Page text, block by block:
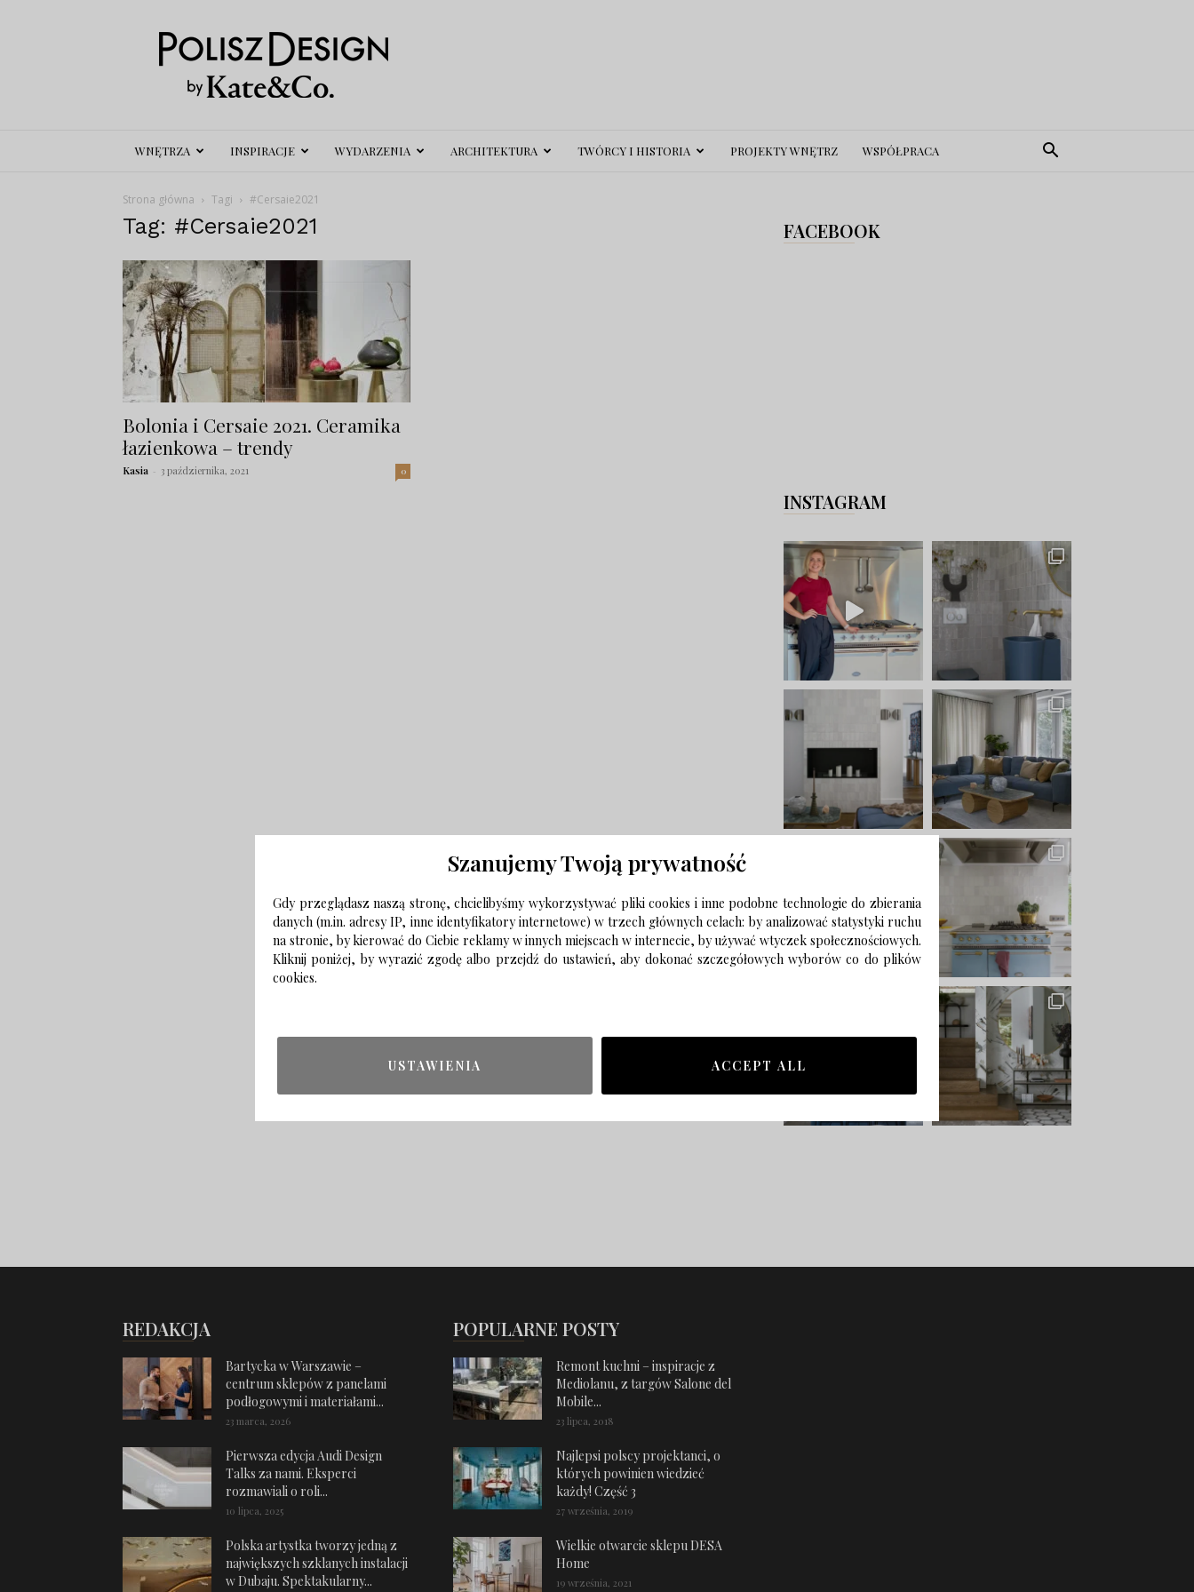
Polisz
Design
WNĘTRZA INSPIRACJE WYDARZENIA ARCHITEKTURA TWÓRCY I HISTORIA PROJEKTY WNĘTRZ WSPÓŁPRACA
Strona główna Tagi #Cersaie2021
Tag: #Cersaie2021
Bolonia i Cersaie 2021. Ceramika
łazienkowa – trendy
Kasia - 3 października, 2021 0
FACEBOOK
INSTAGRAM
REDAKCJA
Bartycka w Warszawie –
centrum sklepów z panelami
podłogowymi i materiałami...
23 marca, 2026
Pierwsza edycja Audi Design
Talks za nami. Eksperci
rozmawiali o roli...
10 lipca, 2025
Polska artystka tworzy jedną z
największych szklanych instalacji
w Dubaju. Spektakularny...
POPULARNE POSTY
Remont kuchni – inspiracje z
Mediolanu, z targów Salone del
Mobile...
23 lipca, 2018
Najlepsi polscy projektanci, o
których powinien wiedzieć
każdy! Część 3
27 września, 2019
Wielkie otwarcie sklepu DESA
Home
19 września, 2021
Szanujemy Twoją prywatność
Gdy przeglądasz naszą stronę, chcielibyśmy wykorzystywać pliki cookies i inne podobne technologie do zbierania
danych (m.in. adresy IP, inne identyfikatory internetowe) w trzech głównych celach: by analizować statystyki ruchu
na stronie, by kierować do Ciebie reklamy w innych miejscach w internecie, by używać wtyczek społecznościowych.
Kliknij poniżej, by wyrazić zgodę albo przejdź do ustawień, aby dokonać szczegółowych wyborów co do plików
cookies.
USTAWIENIA ACCEPT ALL